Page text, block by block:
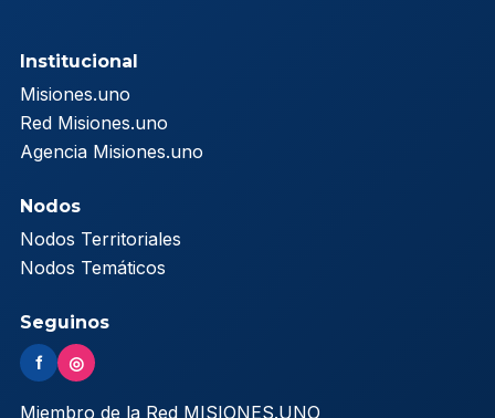
Institucional
Misiones.uno
Red Misiones.uno
Agencia Misiones.uno
Nodos
Nodos Territoriales
Nodos Temáticos
Seguinos
f ◎
Miembro de la Red MISIONES.UNO